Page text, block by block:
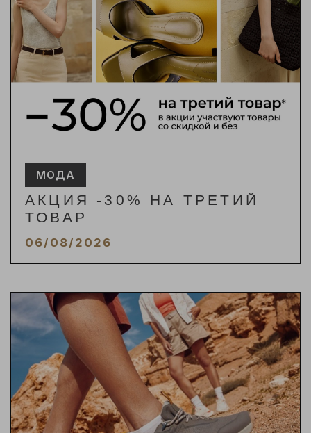
МОДА
АКЦИЯ -30% НА ТРЕТИЙ
ТОВАР
06/08/2026